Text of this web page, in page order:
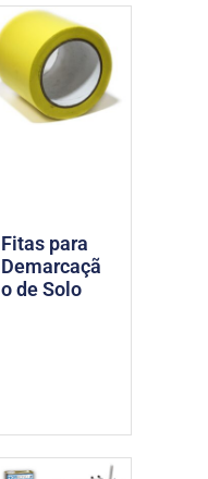
Fitas para
Demarcaçã
o de Solo